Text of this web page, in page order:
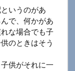
いうのがあ
で、何かがあ
な場合でも子
のときはそう
供がそれに一